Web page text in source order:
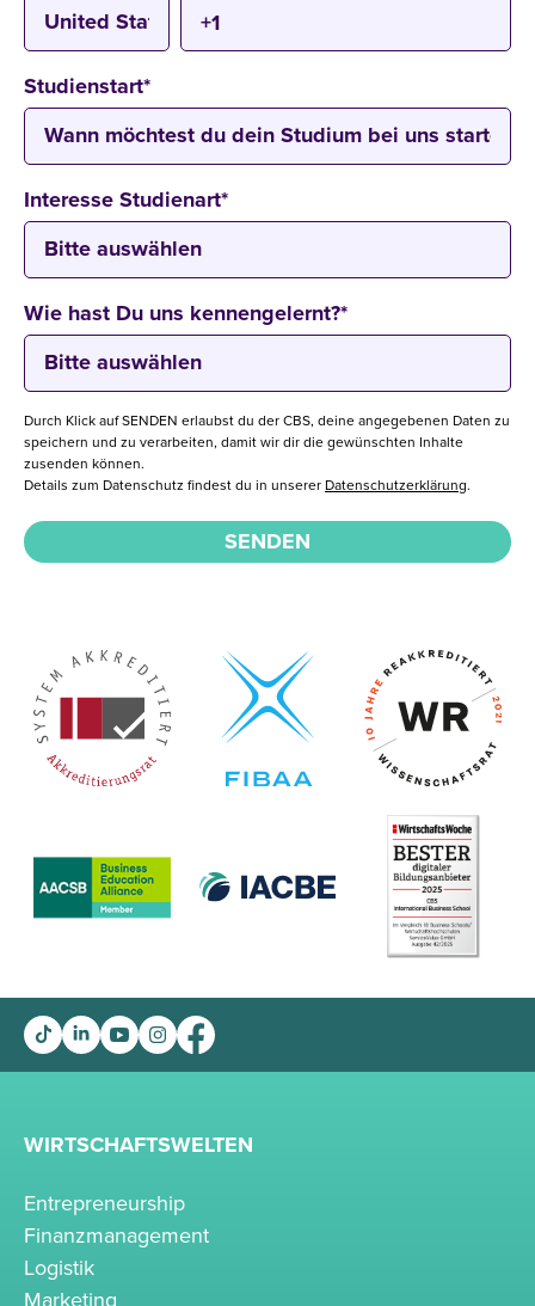
Studienstart*
Interesse Studienart*
Wie hast Du uns kennengelernt?*
Durch Klick auf SENDEN erlaubst du der CBS, deine angegebenen Daten zu
speichern und zu verarbeiten, damit wir dir die gewünschten Inhalte
zusenden können.
Details zum Datenschutz findest du in unserer Datenschutzerklärung.
WIRTSCHAFTSWELTEN
Entrepreneurship
Finanzmanagement
Logistik
Marketing